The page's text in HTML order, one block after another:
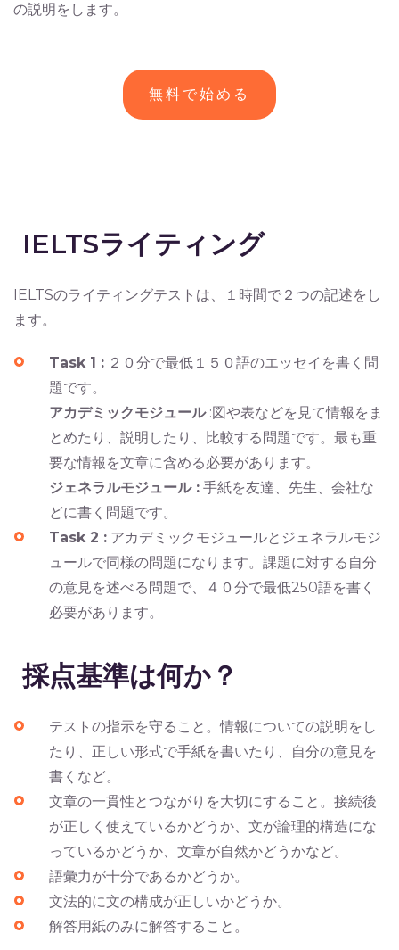
の説明をします。
無料で始める
IELTSライティング
IELTSのライティングテストは、１時間で２つの記述をし
ます。
Task 1 : ２０分で最低１５０語のエッセイを書く問
題です。
アカデミックモジュール:図や表などを見て情報をま
とめたり、説明したり、比較する問題です。最も重
要な情報を文章に含める必要があります。
ジェネラルモジュール : 手紙を友達、先生、会社な
どに書く問題です。
Task 2 : アカデミックモジュールとジェネラルモジ
ュールで同様の問題になります。課題に対する自分
の意見を述べる問題で、４０分で最低250語を書く
必要があります。
採点基準は何か？
テストの指示を守ること。情報についての説明をし
たり、正しい形式で手紙を書いたり、自分の意見を
書くなど。
文章の一貫性とつながりを大切にすること。接続後
が正しく使えているかどうか、文が論理的構造にな
っているかどうか、文章が自然かどうかなど。
語彙力が十分であるかどうか。
文法的に文の構成が正しいかどうか。
解答用紙のみに解答すること。